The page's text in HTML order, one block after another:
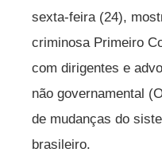
sexta-feira (24),
criminosa Primeiro
com dirigentes e
não governamental
de mudanças do
brasileiro.